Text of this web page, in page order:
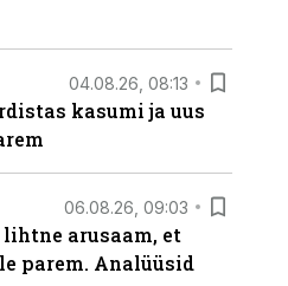
04.08.26, 08:13
kasumi ja uus
06.08.26, 09:03
arusaam, et
parem. Analüüsid